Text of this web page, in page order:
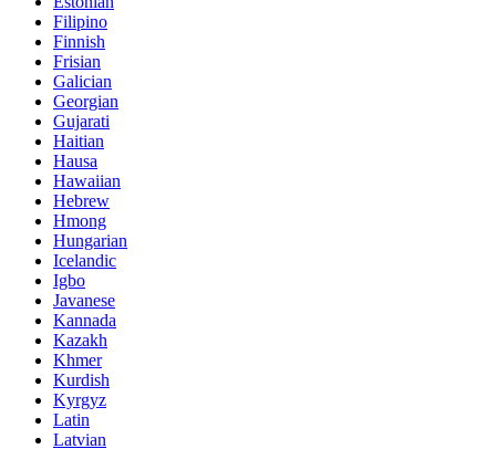
Filipino
Finnish
Frisian
Galician
Georgian
Gujarati
Haitian
Hausa
Hawaiian
Hebrew
Hmong
Hungarian
Icelandic
Igbo
Javanese
Kannada
Kazakh
Khmer
Kurdish
Kyrgyz
Latin
Latvian